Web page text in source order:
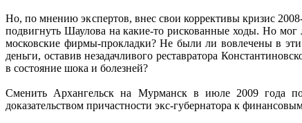
Но, по мнению экспертов, внес свои коррективы кризис
подвигнуть Шаулова на какие-то рискованные ходы. Но мог
московские фирмы-прокладки? Не были ли вовлечены в
деньги, оставив незадачливого реставратора
в состояние шока и болезней?
Сменить Архангельск на Мурманск в июле 2009 года
доказательством причастности экс-губернатора к